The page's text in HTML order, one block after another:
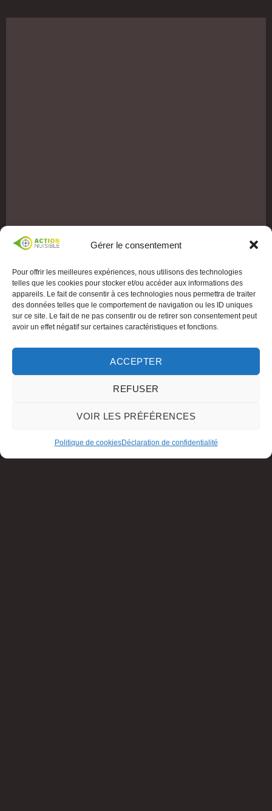
Gérer le consentement
Pour offrir les meilleures expériences, nous utilisons des technologies
telles que les cookies pour stocker et/ou accéder aux informations des
appareils. Le fait de consentir à ces technologies nous permettra de traiter
des données telles que le comportement de navigation ou les ID uniques
sur ce site. Le fait de ne pas consentir ou de retirer son consentement peut
avoir un effet négatif sur certaines caractéristiques et fonctions.
ACCEPTER
REFUSER
VOIR LES PRÉFÉRENCES
Politique de cookiesDéclaration de confidentialité